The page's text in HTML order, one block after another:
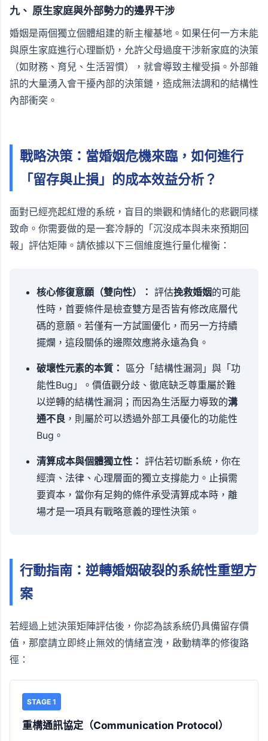
九、 原生家庭與外部勢力的邊界干涉
婚姻是兩個獨立個體組建的新主權基地。如果任何一方未能
與原生家庭進行心理斷奶，允許父母過度干涉新家庭的決策
（如財務、育兒、生活習慣），就會導致主權受損。外部雜
訊的大量湧入會干擾內部的決策鏈，造成無法調和的結構性
內部衝突。
戰略決策：當婚姻危機來臨，如何進行
「留存與止損」的成本效益分析？
面對已經亮起紅燈的系統，盲目的樂觀和情緒化的悲觀同樣
致命。你需要做的是一套冷靜的「沉沒成本與未來預期回
報」評估矩陣。請依據以下三個維度進行量化權衡：
核心修復意願（雙向性）： 評估挽救婚姻的可能
性時，首要條件是檢查雙方是否皆有修改底層代
碼的意願。若僅有一方試圖優化，而另一方持續
擺爛，這段關係的邊際效應將永遠為負。
破壞性元素的本質： 區分「結構性漏洞」與「功
能性Bug」。價值觀分歧、徹底缺乏尊重屬於難
以逆轉的結構性漏洞；而因為生活壓力導致的溝
通不良 ，則屬於可以透過外部工具優化的功能性
Bug。
清算成本與個體獨立性： 評估若切斷系統，你在
經濟、法律、心理層面的獨立支撐能力。止損需
要資本，當你有足夠的條件承受清算成本時，離
場才是一項具有戰略意義的理性決策。
行動指南：逆轉婚姻破裂的系統性重塑方
案
若經過上述決策矩陣評估後，你認為該系統仍具備留存價
值，那麼請立即終止無效的情緒宣洩，啟動精準的修復路
徑：
STAGE 1
重構通訊協定（Communication Protocol）